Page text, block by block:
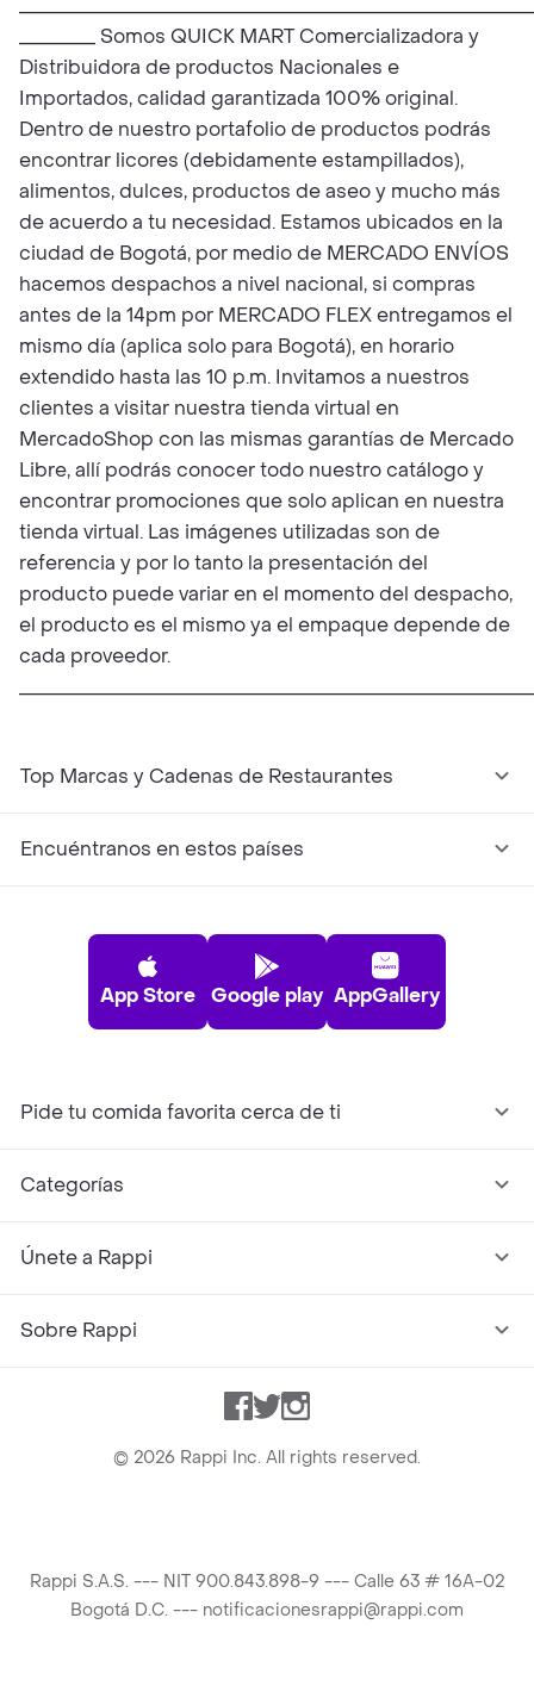
________ Somos QUICK MART Comercializadora y
Distribuidora de productos Nacionales e
Importados, calidad garantizada 100% original.
Dentro de nuestro portafolio de productos podrás
encontrar licores (debidamente estampillados),
alimentos, dulces, productos de aseo y mucho más
de acuerdo a tu necesidad. Estamos ubicados en la
ciudad de Bogotá, por medio de MERCADO ENVÍOS
hacemos despachos a nivel nacional, si compras
antes de la 14pm por MERCADO FLEX entregamos el
mismo día (aplica solo para Bogotá), en horario
extendido hasta las 10 p.m. Invitamos a nuestros
clientes a visitar nuestra tienda virtual en
MercadoShop con las mismas garantías de Mercado
Libre, allí podrás conocer todo nuestro catálogo y
encontrar promociones que solo aplican en nuestra
tienda virtual. Las imágenes utilizadas son de
referencia y por lo tanto la presentación del
producto puede variar en el momento del despacho,
el producto es el mismo ya el empaque depende de
cada proveedor.
Top Marcas y Cadenas de Restaurantes
Encuéntranos en estos países
App Store Google play AppGallery
Pide tu comida favorita cerca de ti
Categorías
Únete a Rappi
Sobre Rappi
Facebook
TwitterInstagram
© 2026 Rappi Inc. All rights reserved.
Rappi S.A.S. --- NIT 900.843.898-9 --- Calle 63 # 16A-02
Bogotá D.C. --- notificacionesrappi@rappi.com